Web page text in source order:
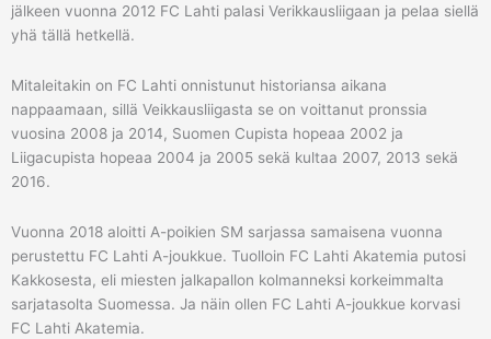
jälkeen vuonna 2012 FC Lahti palasi Verikkausliigaan ja pelaa siellä
yhä tällä hetkellä.
Mitaleitakin on FC Lahti onnistunut historiansa aikana
nappaamaan, sillä Veikkausliigasta se on voittanut pronssia
vuosina 2008 ja 2014, Suomen Cupista hopeaa 2002 ja
Liigacupista hopeaa 2004 ja 2005 sekä kultaa 2007, 2013 sekä
2016.
Vuonna 2018 aloitti A-poikien SM sarjassa samaisena vuonna
perustettu FC Lahti A-joukkue. Tuolloin FC Lahti Akatemia putosi
Kakkosesta, eli miesten jalkapallon kolmanneksi korkeimmalta
sarjatasolta Suomessa. Ja näin ollen FC Lahti A-joukkue korvasi
FC Lahti Akatemia.